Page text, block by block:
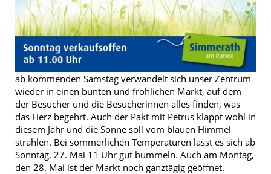
ab kommenden Samstag verwandelt sich unser Zentrum
wieder in einen bunten und fröhlichen Markt, auf dem
der Besucher und die Besucherinnen alles finden, was
das Herz begehrt. Auch der Pakt mit Petrus klappt wohl in
diesem Jahr und die Sonne soll vom blauen Himmel
strahlen. Bei sommerlichen Temperaturen lässt es sich ab
Sonntag, 27. Mai 11 Uhr gut bummeln. Auch am Montag,
den 28. Mai ist der Markt noch ganztägig geöffnet.